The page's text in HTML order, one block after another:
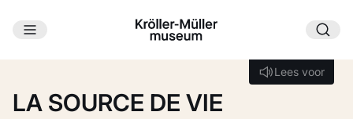
Ga naar hoofdinhoud
Lees voor
Lees voor
LA SOURCE DE VIE